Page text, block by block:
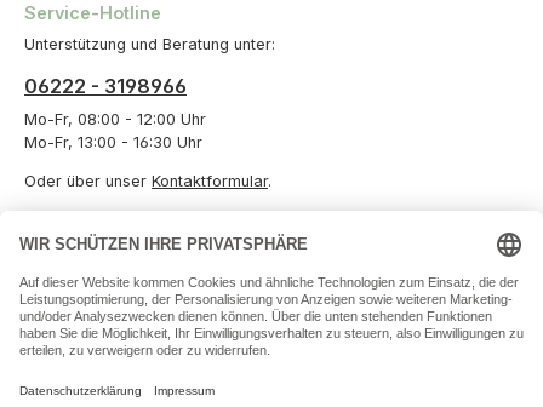
Service-Hotline
Unterstützung und Beratung unter:
06222 - 3198966
Mo-Fr, 08:00 - 12:00 Uhr
Mo-Fr, 13:00 - 16:30 Uhr
Oder über unser Kontaktformular.
Vertrag widerrufen
Informationen
Unternehmen